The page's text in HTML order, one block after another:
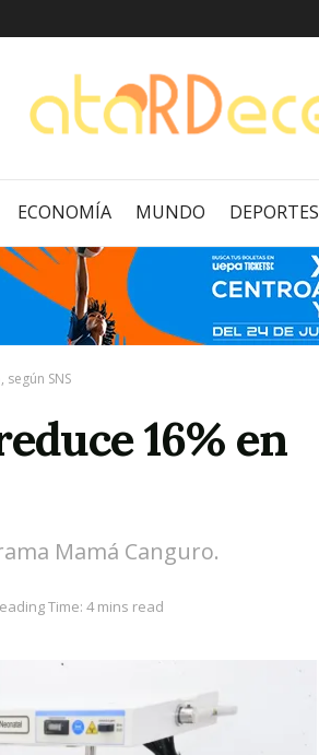
ECONOMÍA MUNDO DEPORTES
SNS
16% en
Mamá Canguro.
Time: 4 mins read